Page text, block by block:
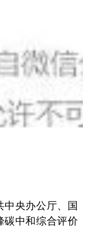
中央办公厅、国
碳中和综合评价